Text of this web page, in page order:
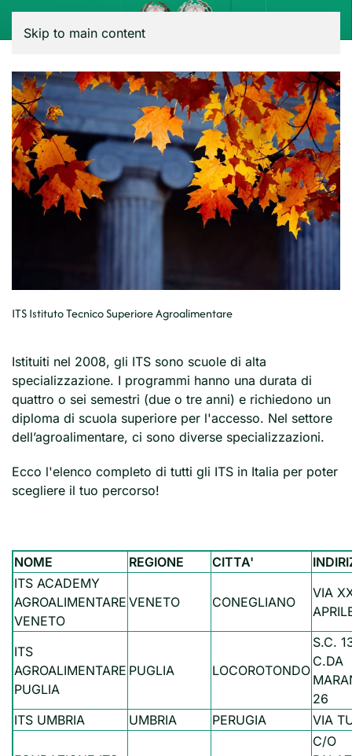
Skip to main content
ITS Istituto Tecnico Superiore Agroalimentare
Istituiti nel 2008, gli ITS sono scuole di alta
specializzazione. I programmi hanno una durata di
quattro o sei semestri (due o tre anni) e richiedono un
diploma di scuola superiore per l'accesso. Nel settore
dell’agroalimentare, ci sono diverse specializzazioni.
Ecco l'elenco completo di tutti gli ITS in Italia per poter
scegliere il tuo percorso!
NOME REGIONE CITTA'
ITS ACADEMY
AGROALIMENTARE
VENETO
VENETO CONEGLIANO
VIA
ITS
AGROALIMENTARE
PUGLIA
PUGLIA LOCOROTONDO
S.C.
C.DA
26
ITS UMBRIA
UMBRIA PERUGIA VIA
C/O